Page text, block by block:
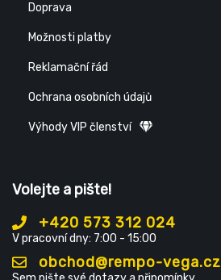
Doprava
Možnosti platby
Reklamační řád
Ochrana osobních údajů
Výhody VIP členství
Volejte a pište!
+420 573 312 024
V pracovní dny: 7:00 - 15:00
obchod@rempo-vega.cz